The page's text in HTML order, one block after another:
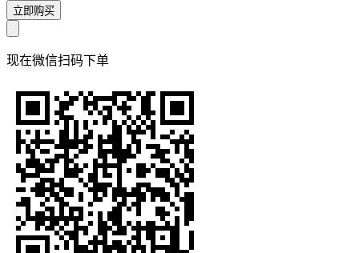
立即购买
现在微信扫码下单